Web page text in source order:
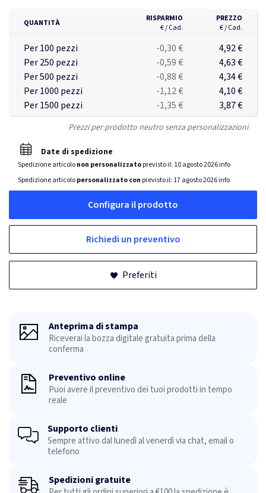
QUANTITÀ
RISPARMIO
€ / Cad.
PREZZO
€ / Cad.
Per 100 pezzi -0,30 €
4,92 €
Per 250 pezzi
-0,59 €
4,63 €
Per 500 pezzi
-0,88 €
4,34 €
Per 1000 pezzi
-1,12 €
4,10 €
Per 1500 pezzi
-1,35 € 3,87 €
Prezzi per prodotto neutro senza personalizzazioni
Date di spedizione
Spedizione articolonon personalizzatoprevisto il: 10 agosto 2026info
Spedizione articolopersonalizzato con previsto il: 17 agosto 2026info
Configura il prodotto
Richiedi un preventivo
Preferiti
Anteprima di stampa
Riceverai la bozza digitale gratuita prima della
conferma
Preventivo online
Puoi avere il preventivo dei tuoi prodotti in tempo
reale
Supporto clienti
Sempre attivo dal lunedì al venerdì via chat, email o
telefono
Spedizioni gratuite